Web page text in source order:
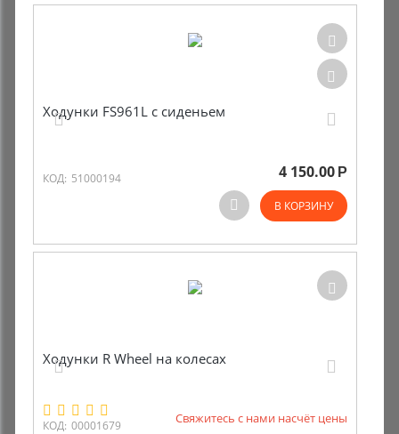
Ходунки FS961L с сиденьем
КОД: 51000194 4 150.00 Р
В КОРЗИНУ
Ходунки R Wheel на колесах
КОД: 00001679 Свяжитесь с нами насчёт цены